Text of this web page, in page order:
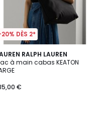
DÈS 2*
RALPH LAUREN
à main cabas KEATON
€
4,5
/ 5